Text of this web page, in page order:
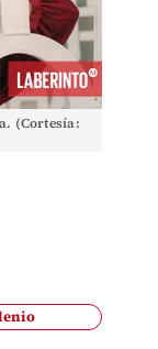
(Cortesía: